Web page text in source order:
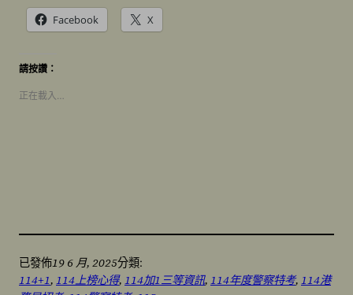
Facebook X
請按讚：
正在載入…
已發佈19 6 月, 2025分類:
114+1, 114上榜心得, 114加1三等資訊, 114年度警察特考, 114港